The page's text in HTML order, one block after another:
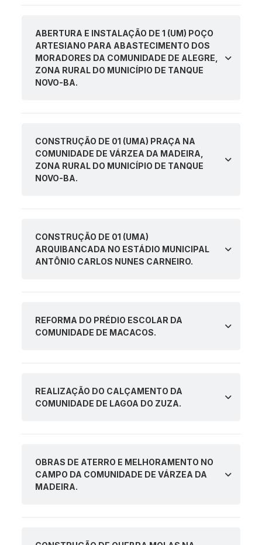
ABERTURA E INSTALAÇÃO DE 1 (UM) POÇO
ARTESIANO PARA ABASTECIMENTO DOS
MORADORES DA COMUNIDADE DE ALEGRE,
ZONA RURAL DO MUNICÍPIO DE TANQUE
NOVO-BA.
CONSTRUÇÃO DE 01 (UMA) PRAÇA NA
COMUNIDADE DE VÁRZEA DA MADEIRA,
ZONA RURAL DO MUNICÍPIO DE TANQUE
NOVO-BA.
CONSTRUÇÃO DE 01 (UMA)
ARQUIBANCADA NO ESTÁDIO MUNICIPAL
ANTÔNIO CARLOS NUNES CARNEIRO.
REFORMA DO PRÉDIO ESCOLAR DA
COMUNIDADE DE MACACOS.
REALIZAÇÃO DO CALÇAMENTO DA
COMUNIDADE DE LAGOA DO ZUZA.
OBRAS DE ATERRO E MELHORAMENTO NO
CAMPO DA COMUNIDADE DE VÁRZEA DA
MADEIRA.